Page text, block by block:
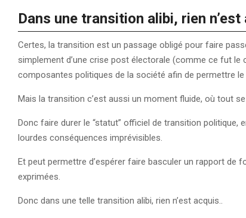
Dans une transition alibi, rien n’est
Certes, la transition est un passage obligé pour faire
simplement d’une crise post électorale (comme ce fut le
composantes politiques de la société afin de permettre le
Mais la transition c’est aussi un moment fluide, où tout
Donc faire durer le “statut” officiel de transition
lourdes conséquences imprévisibles.
Et peut permettre d’espérer faire basculer un rapport de
exprimées.
Donc dans une telle transition alibi, rien n’est acquis..